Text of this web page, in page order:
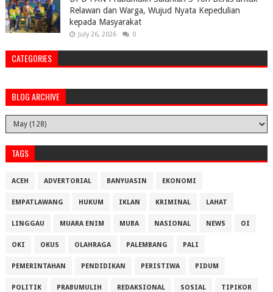
Relawan dan Warga, Wujud Nyata Kepedulian
kepada Masyarakat
July 26, 2026 0
CATEGORIES
BLOG ARCHIVE
TAGS
ACEH ADVERTORIAL BANYUASIN EKONOMI
EMPATLAWANG HUKUM IKLAN KRIMINAL LAHAT
LINGGAU MUARA ENIM MUBA NASIONAL NEWS OI
OKI OKUS OLAHRAGA PALEMBANG PALI
PEMERINTAHAN PENDIDIKAN PERISTIWA PIDUM
POLITIK PRABUMULIH REDAKSIONAL SOSIAL TIPIKOR